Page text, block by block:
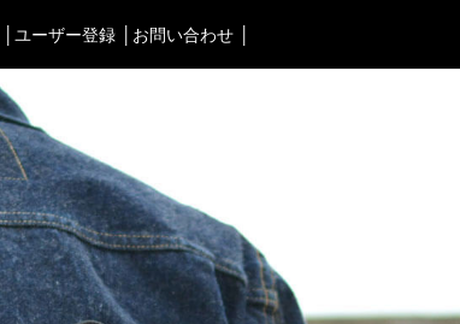
＞
用
リュック／バックパック
ショルダーバッグ
斜めがけショルダーバッグ
サブバッグ／ウエストバッグ
バッグインバッグ
レディースショップ
即納ショップ
り＆アウトレットShop
ブランドストーリー
スタッフブログ
ユーザー登録 お問い合わせ